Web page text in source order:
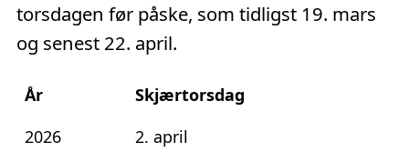
torsdagen før påske, som tidligst 19. mars
og senest 22. april.
År
Skjærtorsdag
2026
2. april